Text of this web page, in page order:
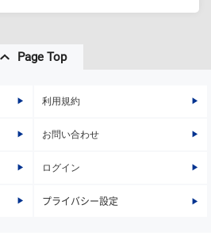
Page Top
利用規約
お問い合わせ
ログイン
プライバシー設定